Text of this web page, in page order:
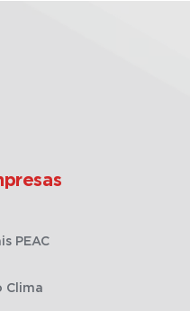
PEAC
Clima